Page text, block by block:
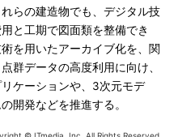
らの建造物でも、デジタル技
と工期で図面類を整備でき
を用いたアーカイブ化を、関
群データの高度利用に向け、
ケーションや、3次元モデ
開発などを推進する。